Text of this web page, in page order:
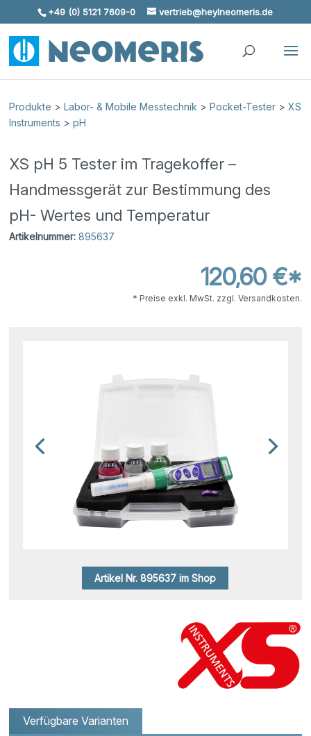
Skip To Content
+49 (0) 5121 7609-0 vertrieb@heylneomeris.de
Produkte >Labor- & Mobile Messtechnik >Pocket-Tester >XS
Instruments >pH
XS pH 5 Tester im Tragekoffer –
Handmessgerät zur Bestimmung des
pH- Wertes und Temperatur
Artikelnummer: 895637
120,60 €*
* Preise exkl. MwSt. zzgl. Versandkosten.
Artikel Nr. 895637 im Shop
Verfügbare Varianten